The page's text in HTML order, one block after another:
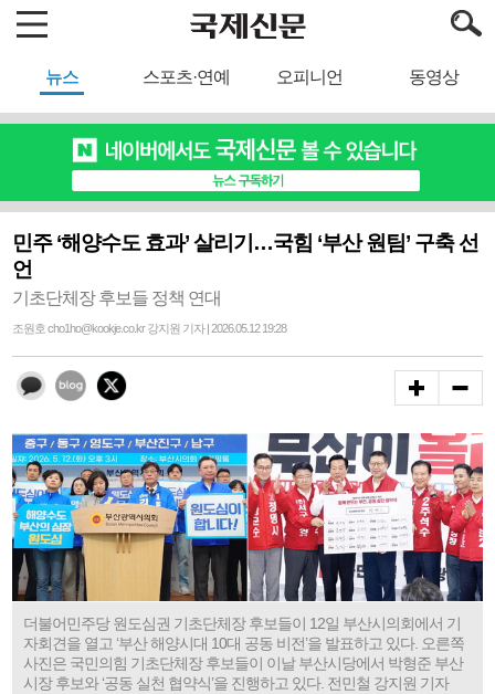
뉴스 스포츠·연예 오피니언 동영상
민주 ‘해양수도 효과’ 살리기…국힘 ‘부산 원팀’ 구축 선
언
기초단체장 후보들 정책 연대
조원호 cho1ho@kookje.co.kr 강지원 기자 | 2026.05.12 19:28
더불어민주당 원도심권 기초단체장 후보들이 12일 부산시의회에서 기
자회견을 열고 ‘부산 해양시대 10대 공동 비전’을 발표하고 있다. 오른쪽
사진은 국민의힘 기초단체장 후보들이 이날 부산시당에서 박형준 부산
시장 후보와 ‘공동 실천 협약식’을 진행하고 있다. 전민철 강지원 기자